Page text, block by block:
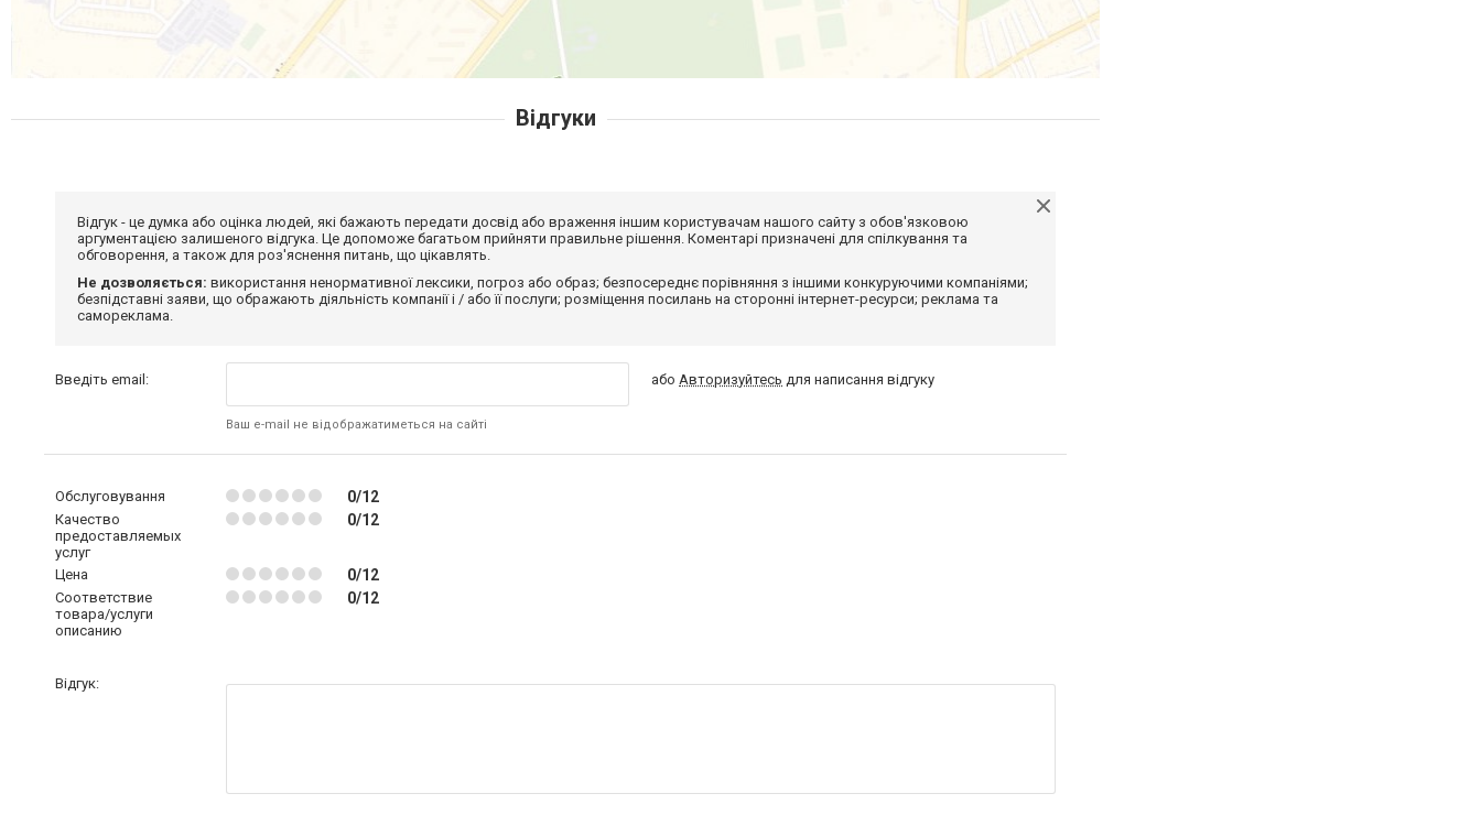
Відгуки
Відгук - це думка або оцінка людей, які бажають передати досвід або враження іншим користувачам нашого сайту з обов'язковою
аргументацією залишеного відгука. Це допоможе багатьом прийняти правильне рішення. Коментарі призначені для спілкування та
обговорення, а також для роз'яснення питань, що цікавлять.
Не дозволяється: використання ненормативної лексики, погроз або образ; безпосереднє порівняння з іншими конкуруючими компаніями;
безпідставні заяви, що ображають діяльність компанії і / або її послуги; розміщення посилань на сторонні інтернет-ресурси; реклама та
самореклама.
Введіть email:
Ваш e-mail не відображатиметься на сайті
або Авторизуйтесь для написання відгуку
Обслуговування 0/12
Качество
предоставляемых
услуг
0/12
Цена 0/12
Соответствие
товара/услуги
описанию
0/12
Відгук: